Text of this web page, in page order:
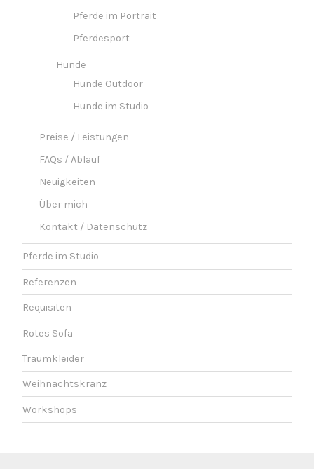
Pferde im Portrait
Pferdesport
Hunde
Hunde Outdoor
Hunde im Studio
Preise / Leistungen
FAQs / Ablauf
Neuigkeiten
Über mich
Kontakt / Datenschutz
Pferde im Studio
Referenzen
Requisiten
Rotes Sofa
Traumkleider
Weihnachtskranz
Workshops